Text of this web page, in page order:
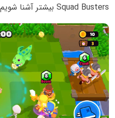
Squad Busters بیشتر آشنا شویم.